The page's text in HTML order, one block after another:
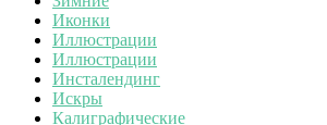
Иконки
Иллюстрации
Иллюстрации
Инсталендинг
Искры
Калиграфические